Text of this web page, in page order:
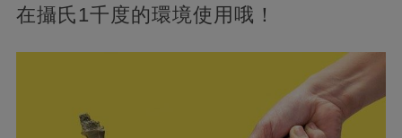
在攝氏1千度的環境使用哦！